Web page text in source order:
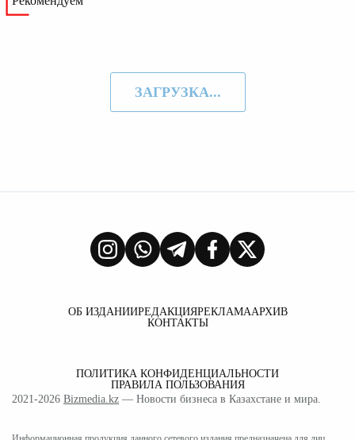
ЗАГРУЗКА...
ОБ ИЗДАНИИРЕДАКЦИЯРЕКЛАМААРХИВ
КОНТАКТЫ
ПОЛИТИКА КОНФИДЕНЦИАЛЬНОСТИ
ПРАВИЛА ПОЛЬЗОВАНИЯ
2021-2026 Bizmedia.kz — Новости бизнеса в Казахстане и мира.